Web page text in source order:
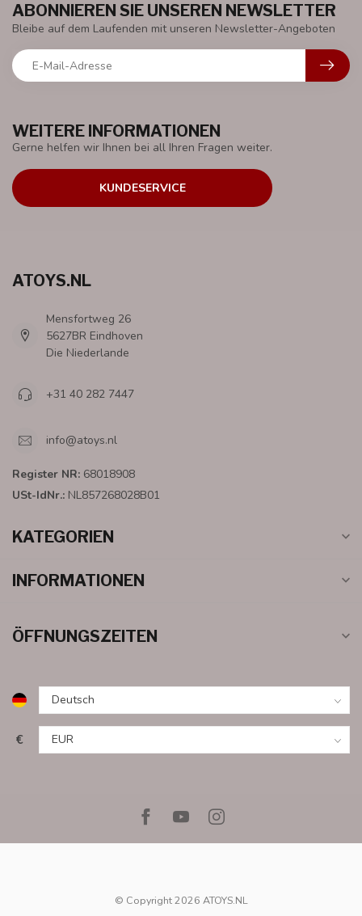
WEITERE INFORMATIONEN
Gerne helfen wir Ihnen bei all Ihren Fragen weiter.
KUNDESERVICE
ABONNIEREN SIE UNSEREN NEWSLETTER
Bleibe auf dem Laufenden mit unseren Newsletter-Angeboten
ATOYS.NL
Mensfortweg 26
5627BR Eindhoven
Die Niederlande
+31 40 282 7447
info@atoys.nl
Register NR: 68018908
USt-IdNr.: NL857268028B01
KATEGORIEN
INFORMATIONEN
ÖFFNUNGSZEITEN
€
© Copyright 2026 ATOYS.NL